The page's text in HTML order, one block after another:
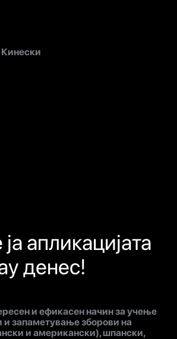
апликацијата
денес!
и ефикасен начин за учење
и запаметување зборови на
и американски), шпански,